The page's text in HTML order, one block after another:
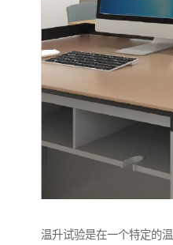
温升试验是在一个特定的